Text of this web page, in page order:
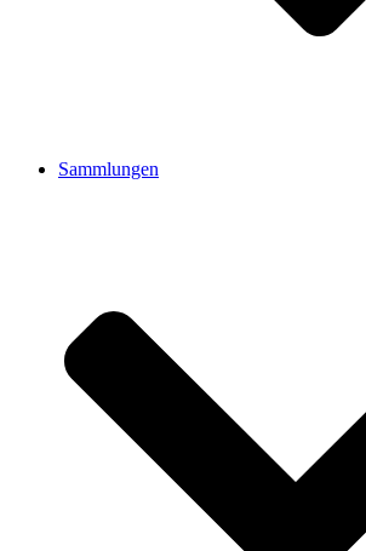
Sammlungen